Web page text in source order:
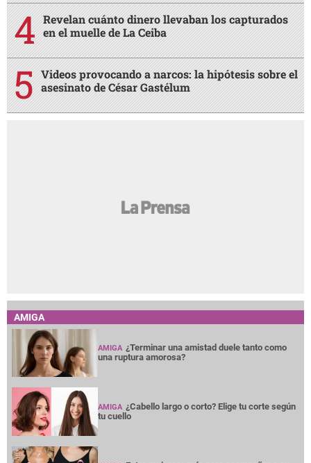
Revelan cuánto dinero llevaban los capturados
en el muelle de La Ceiba
Videos provocando a narcos: la hipótesis sobre el
asesinato de César Gastélum
AMIGA
AMIGA ¿Terminar una amistad duele tanto como
una ruptura amorosa?
AMIGA ¿Cabello largo o corto? Elige tu corte según
tu cuello